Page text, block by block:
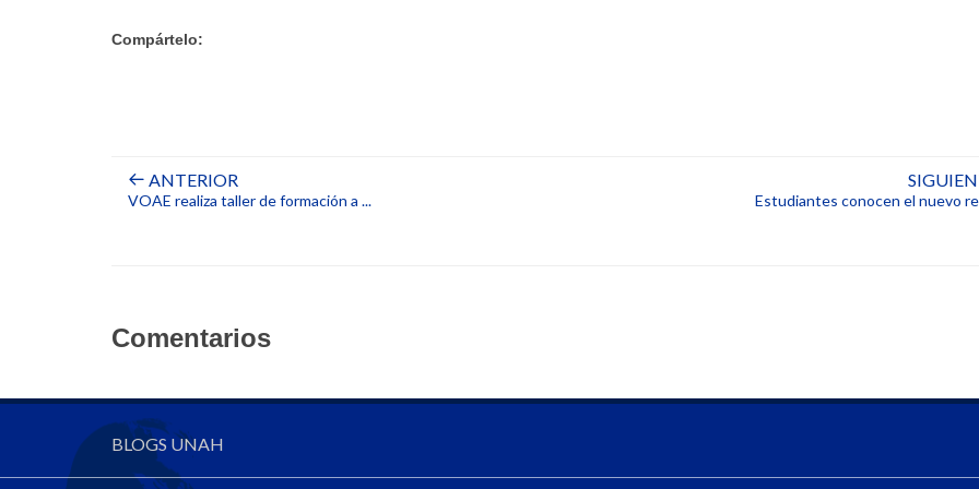
Compártelo:
ANTERIOR
VOAE realiza taller de formación a ... Estudiantes conocen el nuevo
Comentarios
BLOGS UNAH